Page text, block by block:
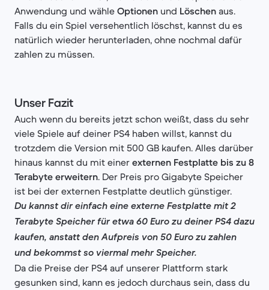
Anwendung und wähle Optionen und Löschen aus.
Falls du ein Spiel versehentlich löschst, kannst du es
natürlich wieder herunterladen, ohne nochmal dafür
zahlen zu müssen.
Unser Fazit
Auch wenn du bereits jetzt schon weißt, dass du sehr
viele Spiele auf deiner PS4 haben willst, kannst du
trotzdem die Version mit 500 GB kaufen. Alles darüber
hinaus kannst du mit einer externen Festplatte bis zu 8
Terabyte erweitern. Der Preis pro Gigabyte Speicher
ist bei der externen Festplatte deutlich günstiger.
Du kannst dir einfach eine externe Festplatte mit 2
Terabyte Speicher für etwa 60 Euro zu deiner PS4 dazu
kaufen, anstatt den Aufpreis von 50 Euro zu zahlen
und bekommst so viermal mehr Speicher.
Da die Preise der PS4 auf unserer Plattform stark
gesunken sind, kann es jedoch durchaus sein, dass du